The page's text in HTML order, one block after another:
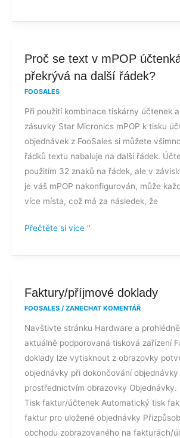
Proč se text v mPOP
překrývá na další řádek?
FOOSALES
Při použití kombinace tiskárny účtenek
zásuvky Star Micronics mPOP k tisku
objednávek z FooSales si můžete
řádků textu nabaluje na další řádek.
použitím 32 znaků na řádek, ale v
je váš mPOP nakonfigurován, může
více místa, což má za následek, že
Proč
se
mPOP
účtenkách
překrývá
na
další
řádek?
Přečtěte si více "
Faktury/příjmové doklady
FOOSALES / ZANECHAT KOMENTÁŘ
Navštivte stránku Hardware a
aktuálně podporovaná tisková zařízení
doklady lze vytisknout z obrazovky
objednávky při dokončování objednávky
prostřednictvím obrazovky Objednávky.
Tisk faktur/účtenek Automatický tisk
faktur pro uložené objednávky
obchodu zobrazovaného na fakturách/
Faktury/příjmové
doklady